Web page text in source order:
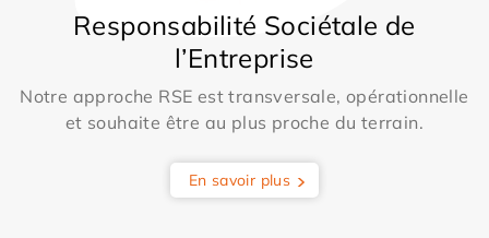
Responsabilité Sociétale de
l’Entreprise
Notre approche RSE est transversale, opérationnelle
et souhaite être au plus proche du terrain.
En savoir plus